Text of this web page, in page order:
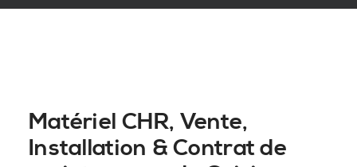
Matériel CHR, Vente,
Installation & Contrat de